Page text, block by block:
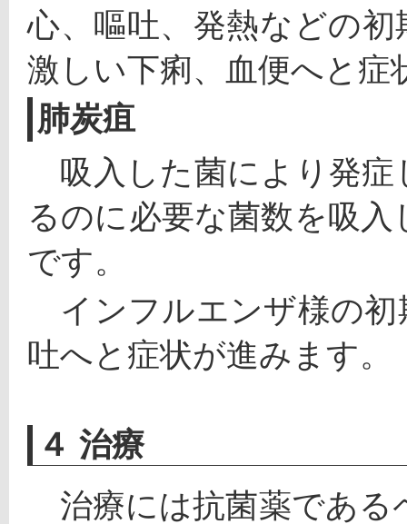
心、嘔吐、発熱などの
激しい下痢、血便へと症
肺炭疽
吸入した菌により発症
るのに必要な菌数を吸
です。
インフルエンザ様の初
吐へと症状が進みます。
４ 治療
治療には抗菌薬である